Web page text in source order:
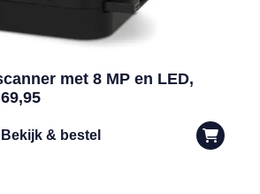
met 8 MP en LED,
Bekijk & bestel